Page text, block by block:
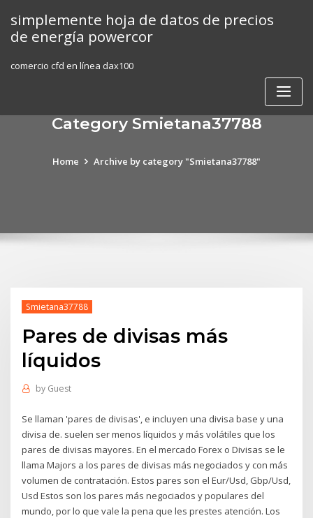
content
simplemente hoja de datos de precios
de energía powercor
comercio cfd en línea dax100
Category Smietana37788
Home Archive by category "Smietana37788"
Smietana37788
Pares de divisas más
líquidos
by Guest
Se llaman 'pares de divisas', e incluyen una divisa base y una
divisa de. suelen ser menos líquidos y más volátiles que los
pares de divisas mayores. En el mercado Forex o Divisas se le
llama Majors a los pares de divisas más negociados y con más
volumen de contratación. Estos pares son el Eur/Usd, Gbp/Usd,
Usd Estos son los pares más negociados y populares del
mundo, por lo que vale la pena que les prestes atención. Los